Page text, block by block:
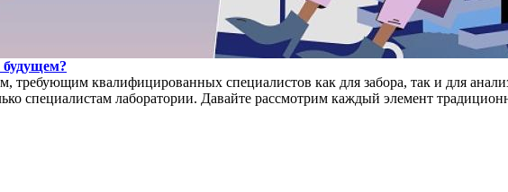
требующим квалифицированных специалистов как для забора, так и для
специалистам лаборатории. Давайте рассмотрим каждый элемент